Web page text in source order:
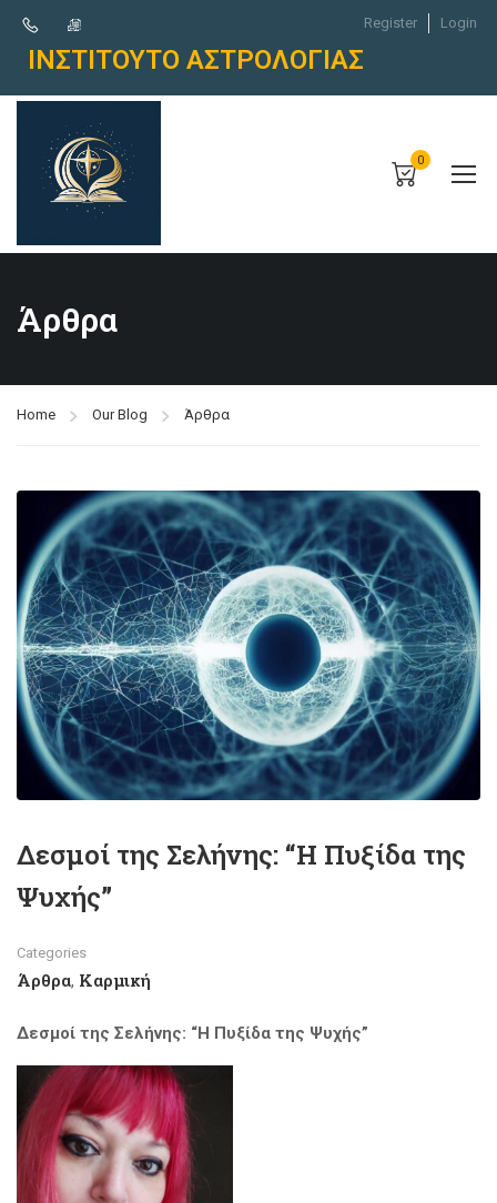
Register Login
ΙΝΣΤΙΤΟΥΤΟ ΑΣΤΡΟΛΟΓΙΑΣ
0
Άρθρα
Home Our Blog Άρθρα
Δεσμοί της Σελήνης: “Η Πυξίδα της
Ψυχής”
Categories
Άρθρα, Καρμική
Δεσμοί της Σελήνης: “Η Πυξίδα της Ψυχής”